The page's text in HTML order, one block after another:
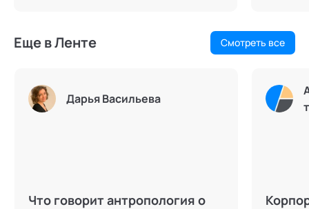
Еще в Ленте Смотреть все
Дарья Васильева
Что говорит антропология о